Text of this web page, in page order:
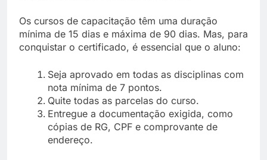
Os cursos de capacitação têm uma duração
mínima de 15 dias e máxima de 90 dias. Mas, para
conquistar o certificado, é essencial que o aluno:
Seja aprovado em todas as disciplinas com
nota mínima de 7 pontos.
Quite todas as parcelas do curso.
Entregue a documentação exigida, como
cópias de RG, CPF e comprovante de
endereço.